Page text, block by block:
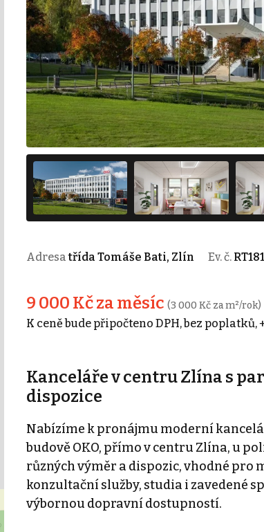
Adresatřída Tomáše Bati, Zlín Ev. č.
9 000 Kč za měsíc (3 000 Kč za m²/rok)
K ceně bude připočteno DPH, bez poplatků,
Kanceláře v centru Zlína s
dispozice
Nabízíme k pronájmu moderní
budově OKO, přímo v centru Zlína, u
různých výměr a dispozic, vhodné
konzultační služby, studia i zavedené
výbornou dopravní dostupností.